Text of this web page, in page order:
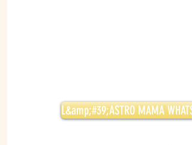
L&amp;#39;ASTRO MAMA